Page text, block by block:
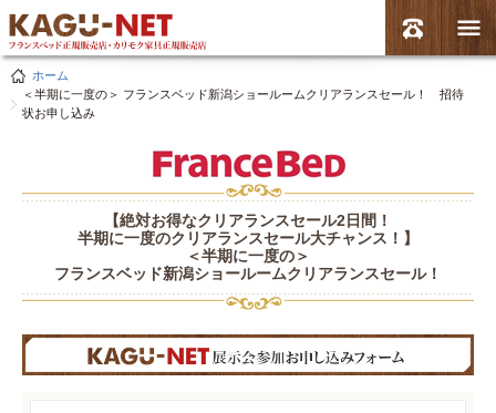
ホーム
＜半期に一度の＞ フランスベッド新潟ショールームクリアランスセール！ 招待
状お申し込み
【絶対お得なクリアランスセール2日間！
半期に一度のクリアランスセール大チャンス！】
＜半期に一度の＞
フランスベッド新潟ショールームクリアランスセール！